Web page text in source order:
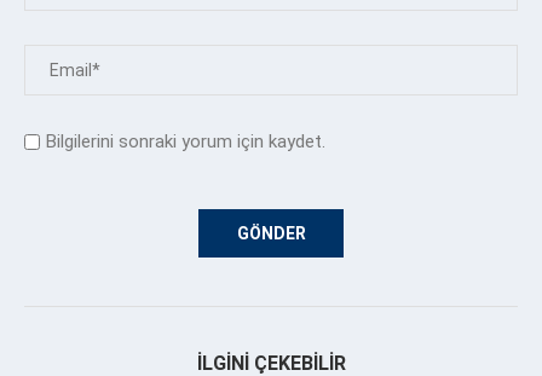
Bilgilerini sonraki yorum için kaydet.
İLGINI ÇEKEBILIR